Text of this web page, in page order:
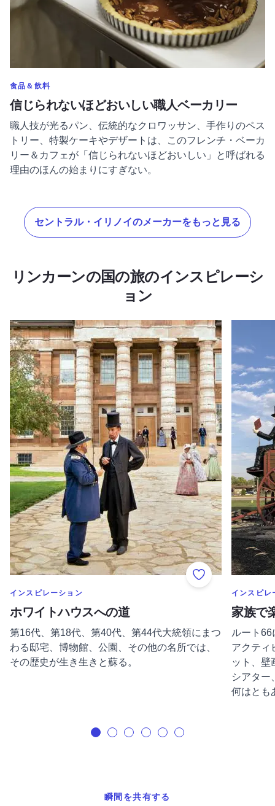
のカテゴリーをもっと表示する
食品＆飲料
信じられないほどおいしい職人ベーカリー
職人技が光るパン、伝統的なクロワッサン、手作りのペス
トリー、特製ケーキやデザートは、このフレンチ・ベーカ
リー＆カフェが「信じられないほどおいしい」と呼ばれる
理由のほんの始まりにすぎない。
セントラル・イリノイのメーカーをもっと見る
リンカーンの国の旅のインスピレーシ
ョン
Add to Favorites
のカテゴリーをもっと表示する
インスピレーション
ホワイトハウスへの道
第16代、第18代、第40代、第44代大統領にまつ
わる邸宅、博物館、公園、その他の名所では、
その歴史が生き生きと蘇る。
続きを読む ホワイトハウスへの道（旅
のカテゴリ
インスピレ
家族で
ルート
アクティ
ット、壁
シアター
何はとも
瞬間を共有する